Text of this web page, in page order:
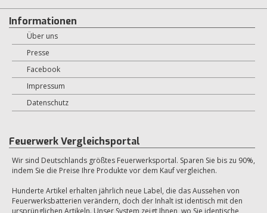
Informationen
Über uns
Presse
Facebook
Impressum
Datenschutz
Feuerwerk Vergleichsportal
Wir sind Deutschlands größtes Feuerwerksportal. Sparen Sie bis zu 90%,
indem Sie die Preise Ihre Produkte vor dem Kauf vergleichen.
Hunderte Artikel erhalten jährlich neue Label, die das Aussehen von
Feuerwerksbatterien verändern, doch der Inhalt ist identisch mit den
ursprünglichen Artikeln. Unser System zeigt Ihnen, wo Sie identische